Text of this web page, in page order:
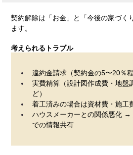
契約解除は「お金」と「今後の家づく
ます。
考えられるトラブル
違約金請求（契約金の5〜20％程
実費精算（設計図作成費・地盤
ど）
着工済みの場合は資材費・施工
ハウスメーカーとの関係悪化 →
での情報共有